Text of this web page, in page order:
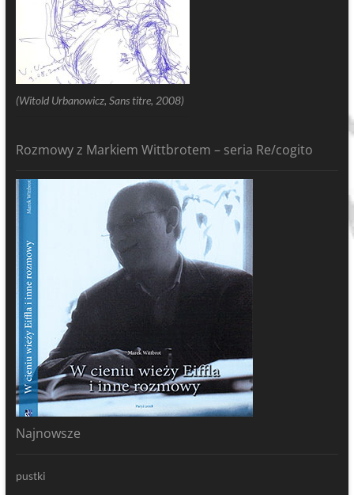
(Witold Urbanowicz, Sans titre, 2008)
Rozmowy z Markiem Wittbrotem – seria Re/cogito
Najnowsze
pustki